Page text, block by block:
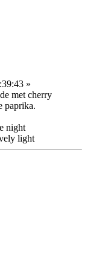
»
met cherry
paprika.
night
light